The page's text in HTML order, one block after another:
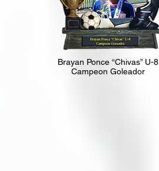
Brayan Ponce “Chivas” U-8
Campeon Goleador